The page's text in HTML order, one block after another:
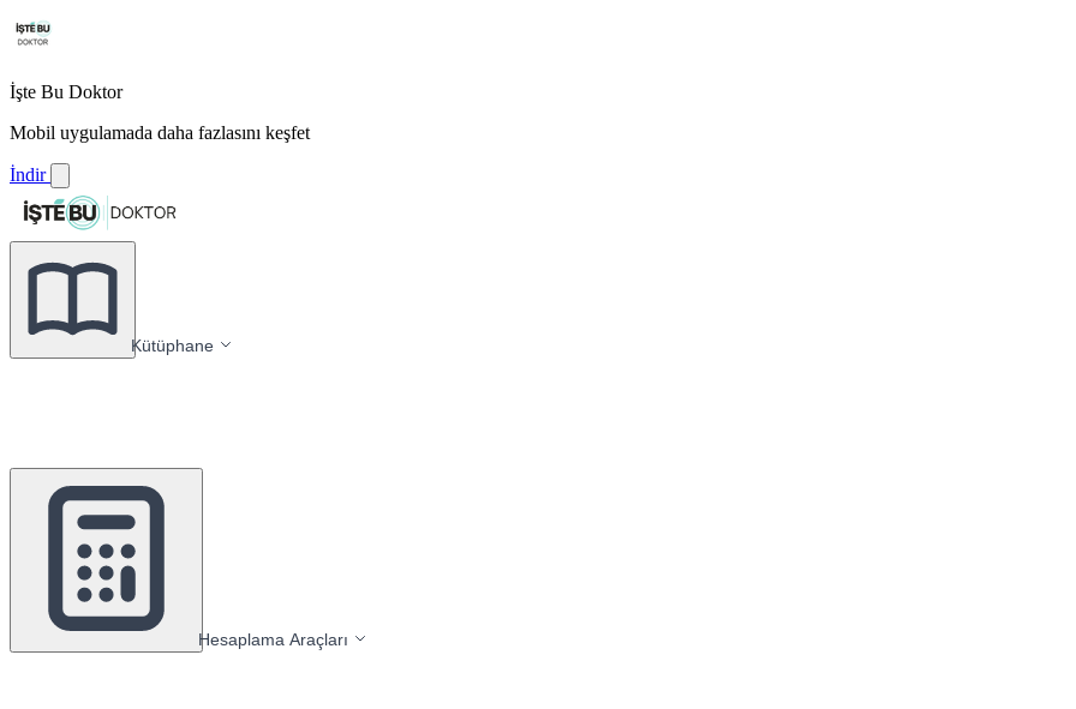
İşte Bu Doktor
Mobil uygulamada daha fazlasını keşfet
İndir
Kütüphane
Hesaplama Araçları